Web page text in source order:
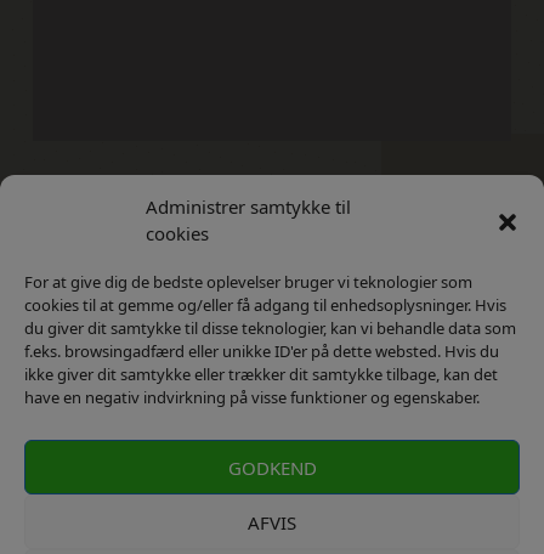
Administrer samtykke til
cookies
For at give dig de bedste oplevelser bruger vi teknologier som
cookies til at gemme og/eller få adgang til enhedsoplysninger. Hvis
du giver dit samtykke til disse teknologier, kan vi behandle data som
f.eks. browsingadfærd eller unikke ID'er på dette websted. Hvis du
ikke giver dit samtykke eller trækker dit samtykke tilbage, kan det
have en negativ indvirkning på visse funktioner og egenskaber.
GODKEND
AFVIS
Kontakt